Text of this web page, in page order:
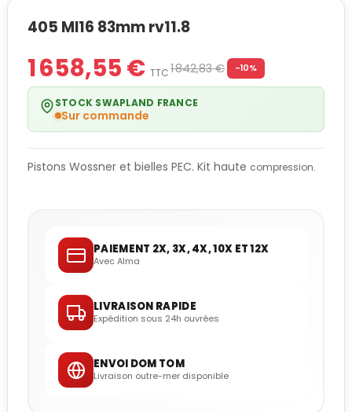
405 MI16 83mm rv11.8
1 658,55 € TTC1 842,83 € -10%
STOCK SWAPLAND FRANCE
Sur commande
Pistons Wossner et bielles PEC. Kit haute compression.
PAIEMENT 2X, 3X, 4X, 10X ET 12X
Avec Alma
LIVRAISON RAPIDE
Expédition sous 24h ouvrées
ENVOI DOM TOM
Livraison outre-mer disponible